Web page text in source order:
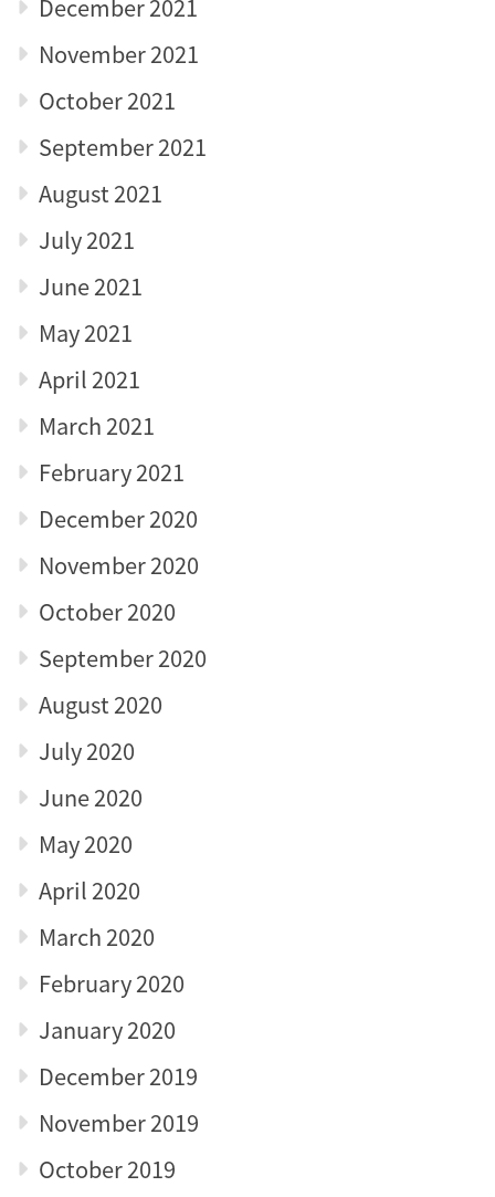
December 2021
November 2021
October 2021
September 2021
August 2021
July 2021
June 2021
May 2021
April 2021
March 2021
February 2021
December 2020
November 2020
October 2020
September 2020
August 2020
July 2020
June 2020
May 2020
April 2020
March 2020
February 2020
January 2020
December 2019
November 2019
October 2019